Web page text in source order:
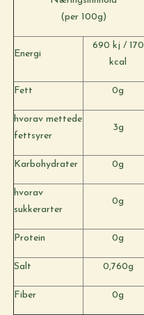
(per 100g)
Energi
690 kj / 170
kcal
Fett 0g
hvorav mettede
fettsyrer
3g
Karbohydrater 0g
hvorav
sukkerarter
0g
Protein 0g
Salt 0,760g
Fiber 0g